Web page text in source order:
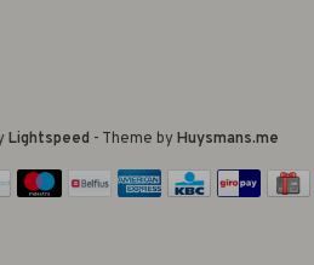
Lightspeed - Theme byHuysmans.me